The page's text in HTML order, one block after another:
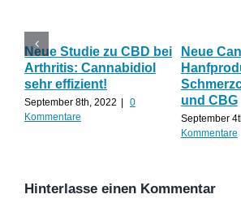
Neue Studie zu CBD bei
Arthritis: Cannabidiol
sehr effizient!
September 8th, 2022 |
0
Kommentare
Neue
und CBG
September
Kommentare
Hinterlasse einen Kommentar